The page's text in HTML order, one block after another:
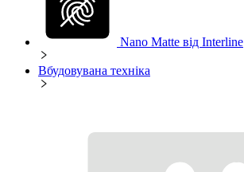
Nano Matte від Interline
Вбудовувана техніка